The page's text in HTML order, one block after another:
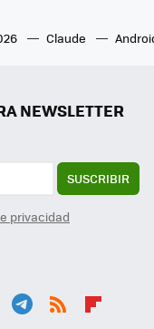
Claude
NEWSLETTER
SUSCRIBIR
privacidad